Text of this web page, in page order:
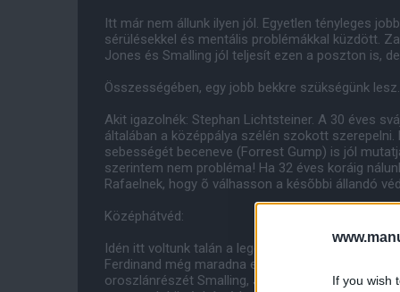
If you wish
Itt már nem állunk ilyen jól. Egyetlen tényleges
sérülésekkel és mentális problémákkal küzdött.
Jones és Smalling jól teljesít ezen a poszton is,
Összességében, egy jobb bekkre szükségünk lesz.
Akit igazolnék: Stephan Lichtsteiner. A 30 éves
általában a középpálya szélén szokott
sebességét beceneve (Forrest Gump) is jól
szerintem nem probléma! Ha 32 éves koráig
Rafaelnek, hogy õ válhasson a késõbbi állandó
Középhátvéd:
Idén itt voltunk talán a leggyengébbek, úgyhogy
Ferdinand még maradna egy évet, bár õ jövõre
oroszlánrészét Smalling, Jones és Evans kell,